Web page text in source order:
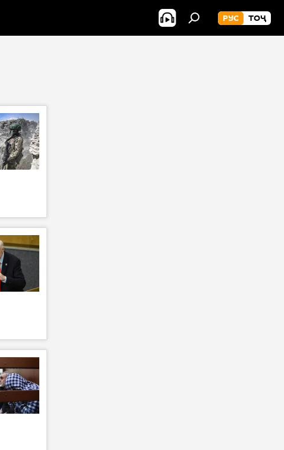
РУС ТОҶ